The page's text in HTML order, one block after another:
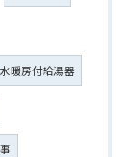
暖房付給湯器